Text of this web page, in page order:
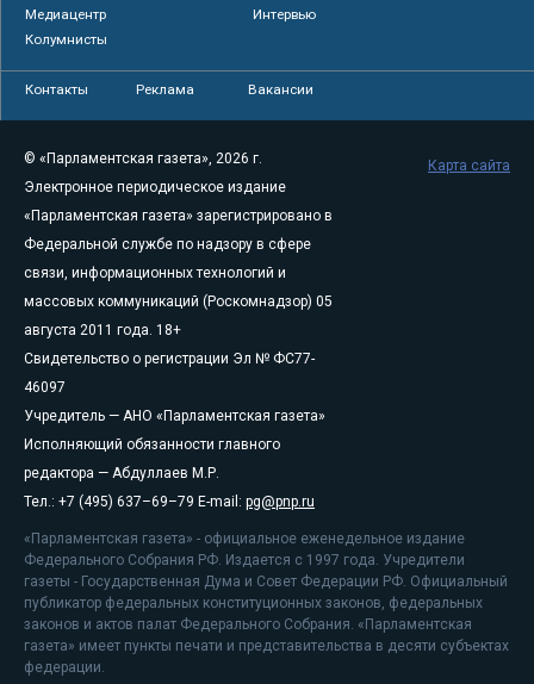
Медиацентр
Интервью
Колумнисты
Контакты Реклама Вакансии
© «Парламентская газета», 2026 г.
Электронное периодическое издание
«Парламентская газета» зарегистрировано в
Федеральной службе по надзору в сфере
связи, информационных технологий и
массовых коммуникаций (Роскомнадзор) 05
августа 2011 года. 18+
Свидетельство о регистрации Эл № ФС77-
46097
Учредитель — АНО «Парламентская газета»
Исполняющий обязанности главного
редактора — Абдуллаев М.Р.
Тел.: +7 (495) 637–69–79 E-mail: pg@pnp.ru
«Парламентская газета» - официальное еженедельное издание
Федерального Собрания РФ. Издается с 1997 года. Учредители
газеты - Государственная Дума и Совет Федерации РФ. Официальный
публикатор федеральных конституционных законов, федеральных
законов и актов палат Федерального Собрания. «Парламентская
газета» имеет пункты печати и представительства в десяти субъектах
федерации.
Карта сайта